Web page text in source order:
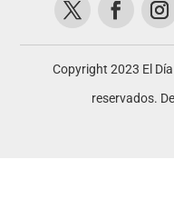
Copyright 2023 El
reservados.